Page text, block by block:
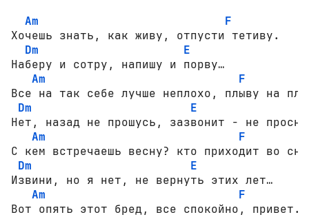
Am
F
Хочешь знать, как живу, отпусти тетиву.
Dm
E
Наберу и сотру, напишу и порву…
Am
F
Все на так себе лучше неплохо, плыву на
Dm
E
Нет, назад не прошусь, зазвонит - не
Am
F
С кем встречаешь весну? кто приходит во
Dm
E
Извини, но я нет, не вернуть этих лет…
Am
F
Вот опять этот бред, все спокойно, привет.